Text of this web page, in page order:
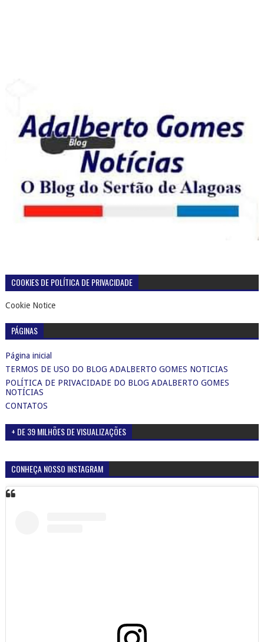
COOKIES DE POLÍTICA DE PRIVACIDADE
Cookie Notice
PÁGINAS
Página inicial
TERMOS DE USO DO BLOG ADALBERTO GOMES NOTICIAS
POLÍTICA DE PRIVACIDADE DO BLOG ADALBERTO GOMES
NOTÍCIAS
CONTATOS
+ DE 39 MILHÕES DE VISUALIZAÇÕES
CONHEÇA NOSSO INSTAGRAM